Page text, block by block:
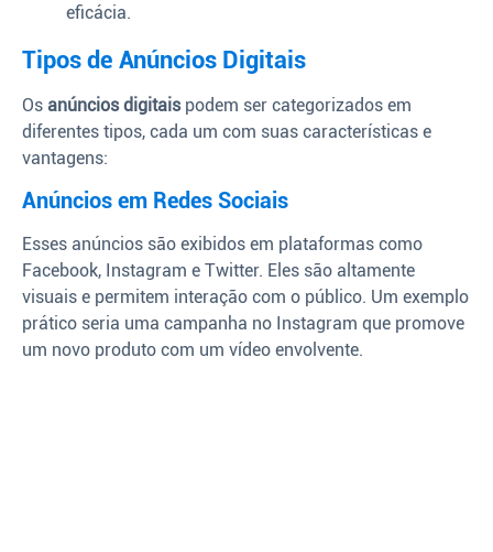
eficácia.
Tipos de Anúncios Digitais
Os anúncios digitaispodem ser categorizados em
diferentes tipos, cada um com suas características e
vantagens:
Anúncios em Redes Sociais
Esses anúncios são exibidos em plataformas como
Facebook, Instagram e Twitter. Eles são altamente
visuais e permitem interação com o público. Um exemplo
prático seria uma campanha no Instagram que promove
um novo produto com um vídeo envolvente.